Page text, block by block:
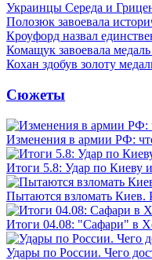
Украинцы Середа и
Полозюк завоевала
Кроуфорд назвал
Комащук завоевала
Кохан здобув золоту
Сюжеты
Изменения в армии РФ:
Итоги 5.8: Удар по Киеву
Пытаются взломать Киев.
Итоги 04.08: "Сафари" в
Удары по России. Чего